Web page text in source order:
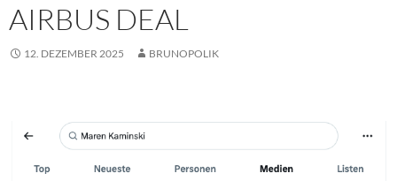
AIRBUS DEAL
12. DEZEMBER 2025 BRUNOPOLIK